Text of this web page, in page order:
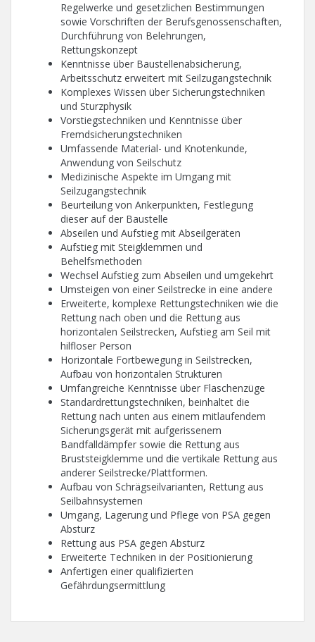
Regelwerke und gesetzlichen Bestimmungen
sowie Vorschriften der Berufsgenossenschaften,
Durchführung von Belehrungen,
Rettungskonzept
Kenntnisse über Baustellenabsicherung,
Arbeitsschutz erweitert mit Seilzugangstechnik
Komplexes Wissen über Sicherungstechniken
und Sturzphysik
Vorstiegstechniken und Kenntnisse über
Fremdsicherungstechniken
Umfassende Material- und Knotenkunde,
Anwendung von Seilschutz
Medizinische Aspekte im Umgang mit
Seilzugangstechnik
Beurteilung von Ankerpunkten, Festlegung
dieser auf der Baustelle
Abseilen und Aufstieg mit Abseilgeräten
Aufstieg mit Steigklemmen und
Behelfsmethoden
Wechsel Aufstieg zum Abseilen und umgekehrt
Umsteigen von einer Seilstrecke in eine andere
Erweiterte, komplexe Rettungstechniken wie die
Rettung nach oben und die Rettung aus
horizontalen Seilstrecken, Aufstieg am Seil mit
hilfloser Person
Horizontale Fortbewegung in Seilstrecken,
Aufbau von horizontalen Strukturen
Umfangreiche Kenntnisse über Flaschenzüge
Standardrettungstechniken, beinhaltet die
Rettung nach unten aus einem mitlaufendem
Sicherungsgerät mit aufgerissenem
Bandfalldämpfer sowie die Rettung aus
Bruststeigklemme und die vertikale Rettung aus
anderer Seilstrecke/Plattformen.
Aufbau von Schrägseilvarianten, Rettung aus
Seilbahnsystemen
Umgang, Lagerung und Pflege von PSA gegen
Absturz
Rettung aus PSA gegen Absturz
Erweiterte Techniken in der Positionierung
Anfertigen einer qualifizierten
Gefährdungsermittlung